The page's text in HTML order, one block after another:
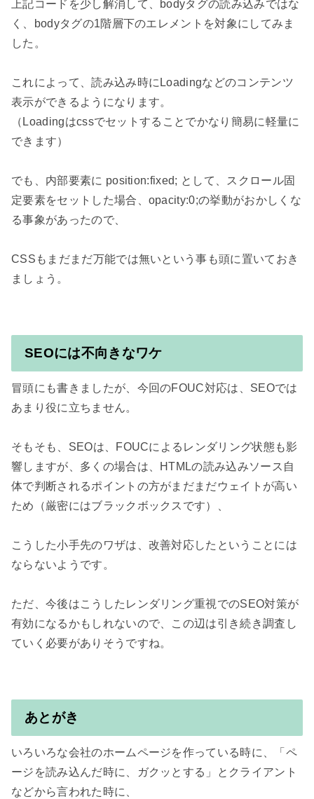
上記コードを少し解消して、bodyタグの読み込みではな
く、bodyタグの1階層下のエレメントを対象にしてみま
した。
これによって、読み込み時にLoadingなどのコンテンツ
表示ができるようになります。
（Loadingはcssでセットすることでかなり簡易に軽量に
できます）
でも、内部要素に position:fixed; として、スクロール固
定要素をセットした場合、opacity:0;の挙動がおかしくな
る事象があったので、
CSSもまだまだ万能では無いという事も頭に置いておき
ましょう。
SEOには不向きなワケ
冒頭にも書きましたが、今回のFOUC対応は、SEOでは
あまり役に立ちません。
そもそも、SEOは、FOUCによるレンダリング状態も影
響しますが、多くの場合は、HTMLの読み込みソース自
体で判断されるポイントの方がまだまだウェイトが高い
ため（厳密にはブラックボックスです）、
こうした小手先のワザは、改善対応したということには
ならないようです。
ただ、今後はこうしたレンダリング重視でのSEO対策が
有効になるかもしれないので、この辺は引き続き調査し
ていく必要がありそうですね。
あとがき
いろいろな会社のホームページを作っている時に、「ペ
ージを読み込んだ時に、ガクッとする」とクライアント
などから言われた時に、